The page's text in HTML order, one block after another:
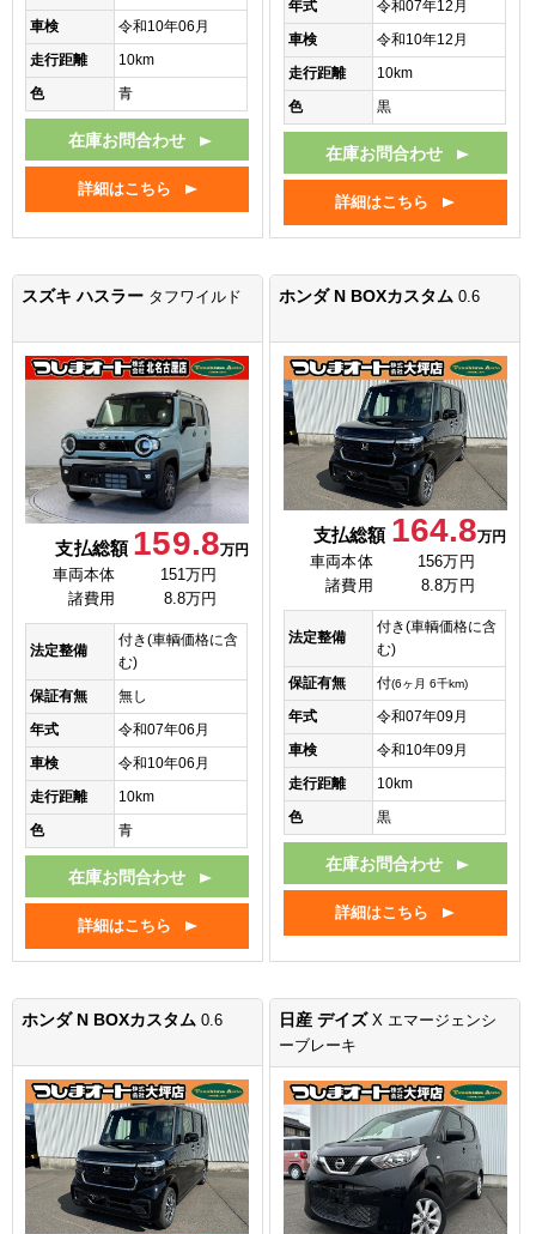
車検
令和10年06月
走行距離
10km
色
青
在庫お問合わせ
詳細はこちら
年式
令和07年12月
車検
令和10年12月
走行距離
10km
色
黒
在庫お問合わせ
詳細はこちら
スズキ ハスラー タフワイルド
支払総額 159.8万円
車両本体
151万円
諸費用
8.8万円
法定整備
付き(車輌価格に含
む)
保証有無
無し
年式
令和07年06月
車検
令和10年06月
走行距離
10km
色
青
在庫お問合わせ
詳細はこちら
ホンダ N BOXカスタム0.6
支払総額 164.8万円
車両本体
156万円
諸費用
8.8万円
法定整備
付き(車輌価格に含
む)
保証有無
付(6ヶ月 6千km)
年式
令和07年09月
車検
令和10年09月
走行距離
10km
色
黒
在庫お問合わせ
詳細はこちら
ホンダ N BOXカスタム 0.6 日産 デイズX エマージェンシ
ーブレーキ